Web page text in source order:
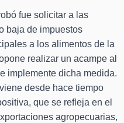
fue solicitar a las
baja de impuestos
a los alimentos de la
realizar un acampe al
implemente dicha medida.
desde hace tiempo
que se refleja en el
agropecuarias,